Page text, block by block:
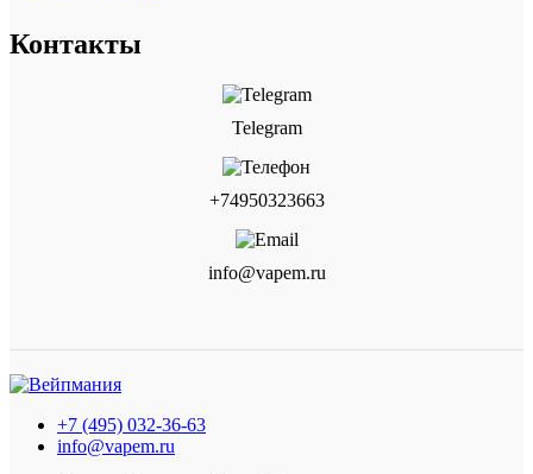
Контакты
Telegram
+74950323663
info@vapem.ru
+7 (495) 032-36-63
info@vapem.ru